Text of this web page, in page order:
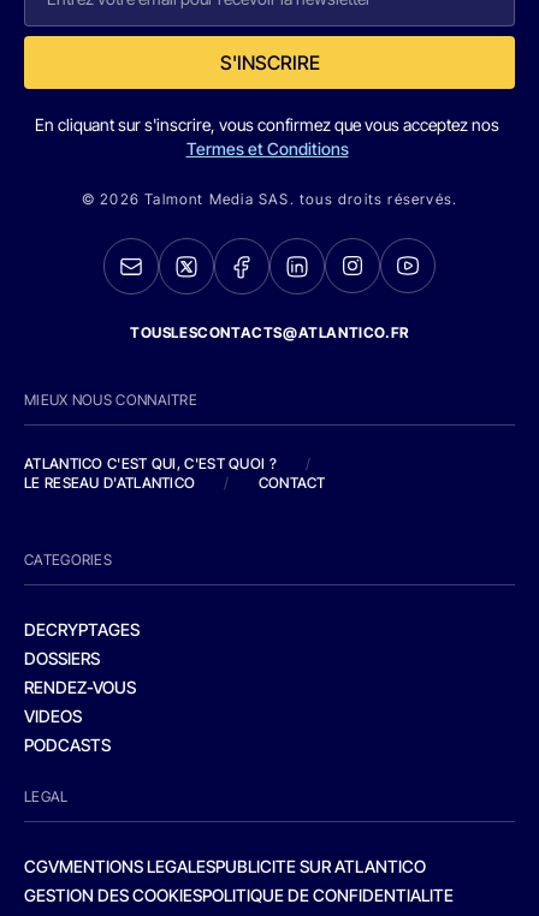
S'INSCRIRE
En cliquant sur s'inscrire, vous confirmez que vous acceptez nos
Termes et Conditions
© 2026 Talmont Media SAS. tous droits réservés.
TOUSLESCONTACTS@ATLANTICO.FR
MIEUX NOUS CONNAITRE
ATLANTICO C'EST QUI, C'EST QUOI ?
/
LE RESEAU D'ATLANTICO
/ CONTACT
CATEGORIES
DECRYPTAGES
DOSSIERS
RENDEZ-VOUS
VIDEOS
PODCASTS
LEGAL
CGVMENTIONS LEGALESPUBLICITE SUR ATLANTICO
GESTION DES COOKIESPOLITIQUE DE CONFIDENTIALITE